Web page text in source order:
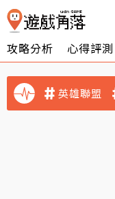
攻略分析 心得評測
英雄聯盟